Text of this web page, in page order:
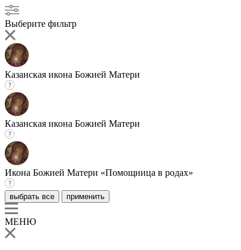
Выберите фильтр
Казанская икона Божией Матери
Казанская икона Божией Матери
Икона Божией Матери «Помощница в родах»
выбрать все применить
МЕНЮ